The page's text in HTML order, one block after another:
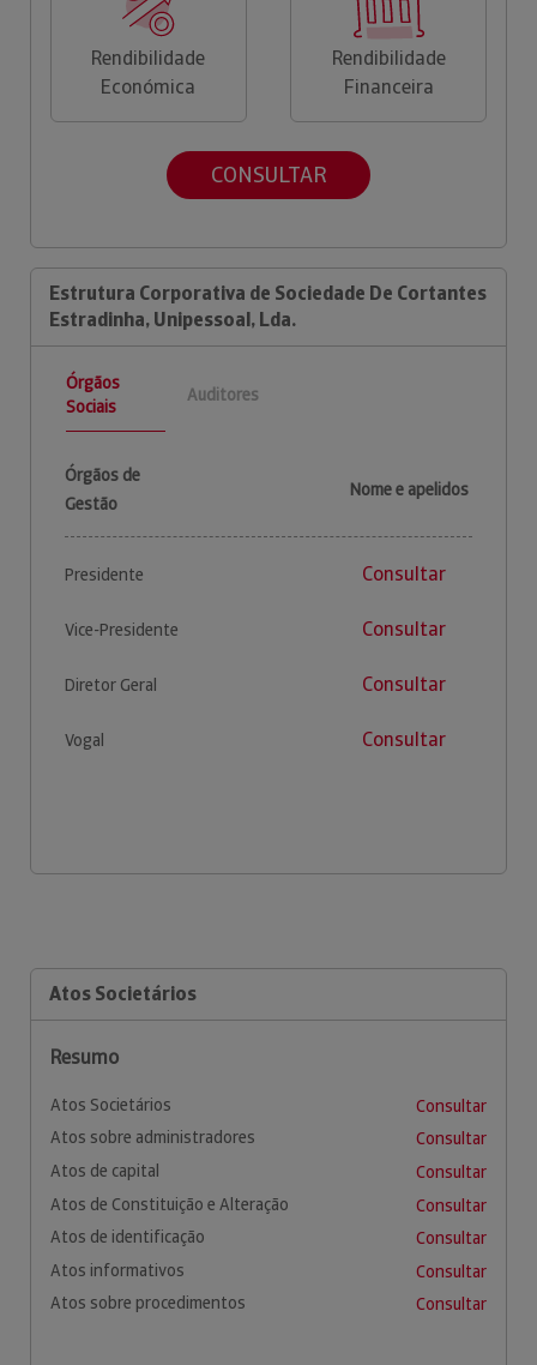
Rendibilidade
Económica
Rendibilidade
Financeira
CONSULTAR
Estrutura Corporativa de Sociedade De Cortantes
Estradinha, Unipessoal, Lda.
Órgãos
Sociais
Auditores
Órgãos de
Gestão
Nome e apelidos
Presidente Consultar
Vice-Presidente Consultar
Diretor Geral Consultar
Vogal Consultar
Atos Societários
Resumo
Atos Societários
Consultar
Atos sobre administradores
Consultar
Atos de capital
Consultar
Atos de Constituição e Alteração
Consultar
Atos de identificação
Consultar
Atos informativos
Consultar
Atos sobre procedimentos
Consultar